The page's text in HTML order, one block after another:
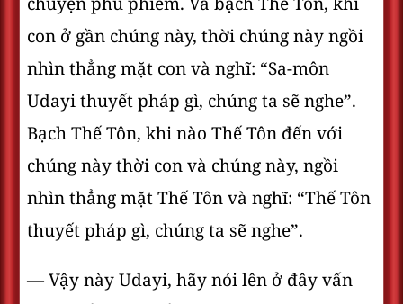
con ở gần chúng này, thời chúng này ngồi
nhìn thẳng mặt con và nghĩ: “Sa-môn
Udayi thuyết pháp gì, chúng ta sẽ nghe”.
Bạch Thế Tôn, khi nào Thế Tôn đến với
chúng này thời con và chúng này, ngồi
nhìn thẳng mặt Thế Tôn và nghĩ: “Thế Tôn
thuyết pháp gì, chúng ta sẽ nghe”.
— Vậy này Udayi, hãy nói lên ở đây vấn